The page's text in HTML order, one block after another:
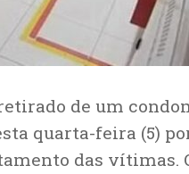
de um
quarta-feira (5)
das vítimas.